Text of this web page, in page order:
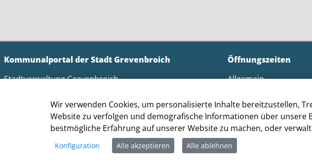
Kommunalportal der Stadt Grevenbroich
Stadtverwaltung Grevenbroich
Altes Rathaus
41515 Grevenbroich
Telefon: +49 (0) 2181 / 608 - 0
Öffnungszeiten
Allgemein
Donnerstag zusätzl.
Bürgerbüro
Montag 8.00 - 16.00
Dienstag 8.00 - 16.00
Wir verwenden Cookies, um personalisierte Inhalte bereitzustellen,
Website zu verfolgen und demografische Informationen über unsere
bestmögliche Erfahrung auf unserer Website zu machen, oder
Konfiguration Alle akzeptieren Alle ablehnen